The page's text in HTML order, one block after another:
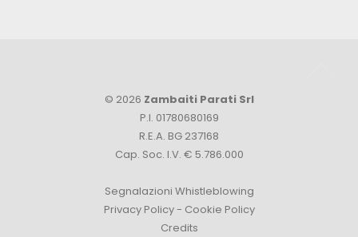
© 2026 Zambaiti Parati Srl
P.I. 01780680169
R.E.A. BG 237168
Cap. Soc. I.V. € 5.786.000
Segnalazioni Whistleblowing
Privacy Policy- Cookie Policy
Credits